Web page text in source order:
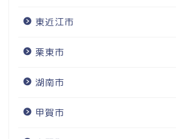
東近江市
栗東市
湖南市
甲賀市